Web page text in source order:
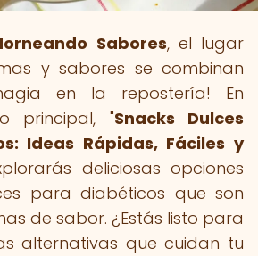
Sabores, el lugar
y sabores se combinan
en la repostería! En
principal, "Snacks Dulces
Ideas Rápidas, Fáciles y
deliciosas opciones
para diabéticos que son
de sabor. ¿Estás listo para
alternativas que cuidan tu